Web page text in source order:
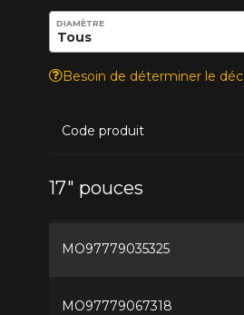
Entrez les dimensions
DIAMÈTRE
Besoin de déterminer le
Code produit
17" pouces
MO97779035325
MO97779067318